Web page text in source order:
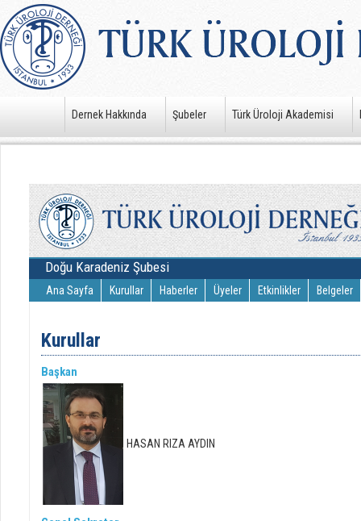
Dernek Hakkında Şubeler Türk Üroloji Akademisi
Doğu Karadeniz Şubesi
Ana Sayfa Kurullar Haberler Üyeler Etkinlikler Belgeler
Kurullar
Başkan
HASAN RIZA AYDIN